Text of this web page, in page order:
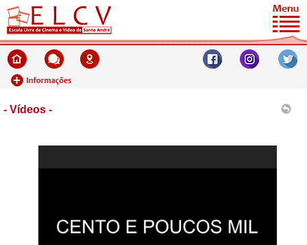
- Vídeos -